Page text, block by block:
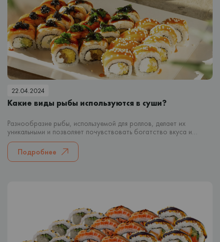
22.04.2024
Какие виды рыбы используются в суши?
Разнообразие рыбы, используемой для роллов, делает их
уникальными и позволяет почувствовать богатство вкуса и
текстур. В этой статье мы рассмотрим самые популярные виды
рыбы, используемые для приготовления роллов и суши, а также их
особенности.
Подробнее